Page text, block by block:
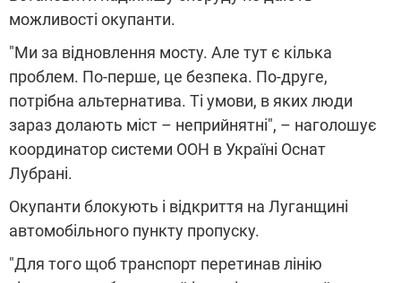
можливості окупанти.
"Ми за відновлення мосту. Але тут є кілька
проблем. По-перше, це безпека. По-друге,
потрібна альтернатива. Ті умови, в яких люди
зараз долають міст – неприйнятні", – наголошує
координатор системи ООН в Україні Оснат
Лубрані.
Окупанти блокують і відкриття на Луганщині
автомобільного пункту пропуску.
"Для того щоб транспорт перетинав лінію